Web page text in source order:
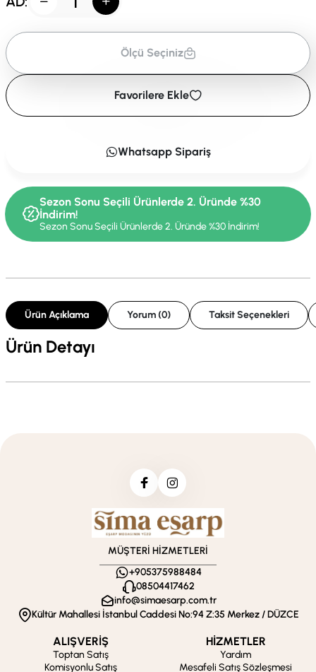
Ölçü Seçiniz
Favorilere Ekle
Whatsapp Sipariş
Sezon Sonu Seçili Ürünlerde 2. Üründe %30
İndirim!
Sezon Sonu Seçili Ürünlerde 2. Üründe %30 İndirim!
Ürün Açıklama Yorum (0) Taksit Seçenekleri
Ürün Detayı
MÜŞTERİ HİZMETLERİ
+905375988484
08504417462
info@simaesarp.com.tr
Kültür Mahallesi İstanbul Caddesi No:94 Z:35 Merkez / DÜZCE
ALIŞVERİŞ
Toptan Satış
Komisyonlu Satış
HİZMETLER
Yardım
Mesafeli Satış Sözleşmesi